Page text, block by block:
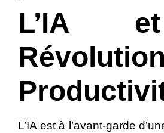
L’IA
L’IA est à l’avant-garde